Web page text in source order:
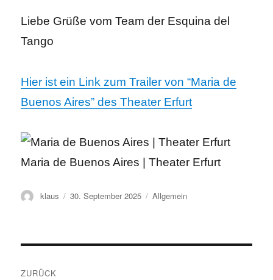
Liebe Grüße vom Team der Esquina del
Tango
Hier ist ein Link zum Trailer von “Maria de
Buenos Aires”des Theater Erfurt
Maria de Buenos Aires | Theater Erfurt
Autor
klaus
Veröffentlicht
30. September 2025 Kategorien
Allgemein
ZURÜCK